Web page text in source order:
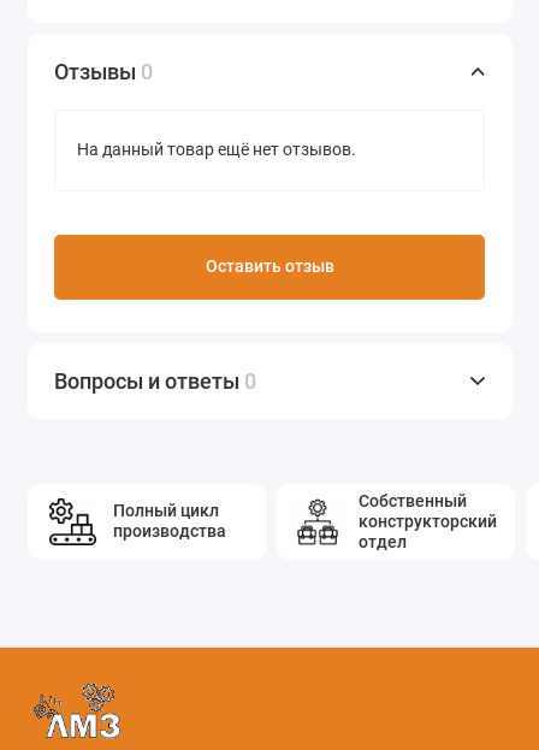
Отзывы 0
На данный товар ещё нет отзывов.
Оставить отзыв
Вопросы и ответы 0
Полный цикл
производства
Собственный
конструкторский
отдел